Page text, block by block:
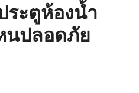
ระตูห้องน้ำ
นปลอดภัย